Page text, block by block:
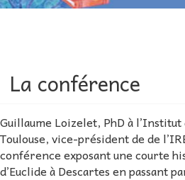
La conférence
Guillaume Loizelet, PhD à
Toulouse, vice-président de de
conférence exposant une courte
d’Euclide à Descartes en passant